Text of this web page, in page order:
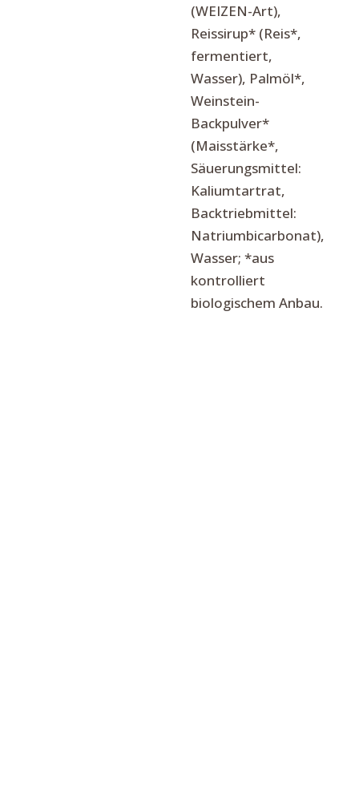
(WEIZEN-Art),
Reissirup* (Reis*,
fermentiert,
Wasser), Palmöl*,
Weinstein-
Backpulver*
(Maisstärke*,
Säuerungsmittel:
Kaliumtartrat,
Backtriebmittel:
Natriumbicarbonat),
Wasser; *aus
kontrolliert
biologischem Anbau.